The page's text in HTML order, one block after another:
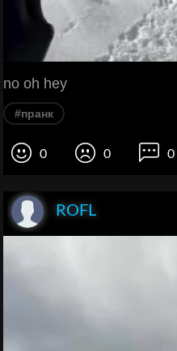
no oh hey
#пранк
0 0 0
ROFL